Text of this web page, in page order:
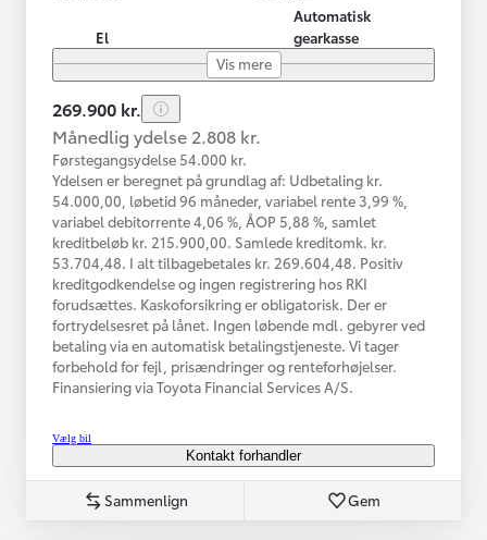
El
Automatisk
gearkasse
Vis mere
269.900 kr.
Månedlig ydelse 2.808 kr.
Førstegangsydelse 54.000 kr.
Ydelsen er beregnet på grundlag af: Udbetaling kr.
54.000,00, løbetid 96 måneder, variabel rente 3,99 %,
variabel debitorrente 4,06 %, ÅOP 5,88 %, samlet
kreditbeløb kr. 215.900,00. Samlede kreditomk. kr.
53.704,48. I alt tilbagebetales kr. 269.604,48. Positiv
kreditgodkendelse og ingen registrering hos RKI
forudsættes. Kaskoforsikring er obligatorisk. Der er
fortrydelsesret på lånet. Ingen løbende mdl. gebyrer ved
betaling via en automatisk betalingstjeneste. Vi tager
forbehold for fejl, prisændringer og renteforhøjelser.
Finansiering via Toyota Financial Services A/S.
Vælg bil
Kontakt forhandler
Sammenlign Gem